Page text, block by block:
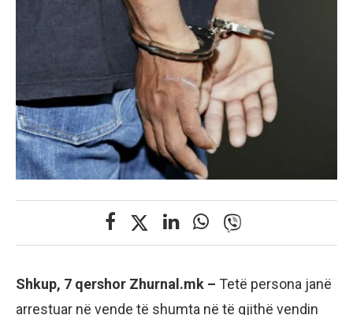
Shkup, 7 qershor Zhurnal.mk – Tetë persona janë
arrestuar në vende të shumta në të gjithë vendin